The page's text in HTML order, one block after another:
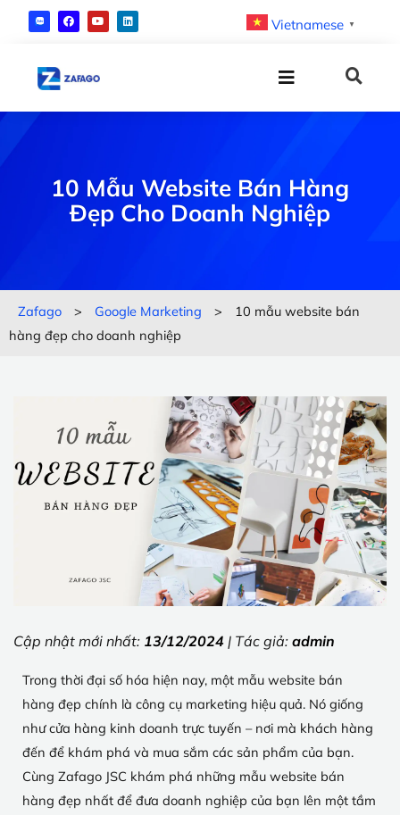
Vietnamese ▼
10 Mẫu Website Bán Hàng
Đẹp Cho Doanh Nghiệp
Zafago > Google Marketing >
10 mẫu website bán
hàng đẹp cho doanh nghiệp
Cập nhật mới nhất: 13/12/2024 | Tác giả: admin
Trong thời đại số hóa hiện nay, một mẫu website bán
hàng đẹp chính là công cụ marketing hiệu quả. Nó giống
như cửa hàng kinh doanh trực tuyến – nơi mà khách hàng
đến để khám phá và mua sắm các sản phẩm của bạn.
Cùng Zafago JSC khám phá những mẫu website bán
hàng đẹp nhất để đưa doanh nghiệp của bạn lên một tầm